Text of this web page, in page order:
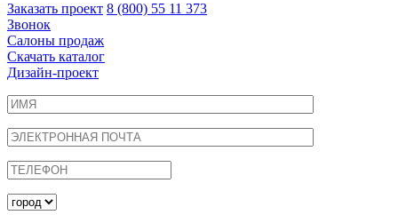
Заказать проект 8 (800) 55 11 373
Звонок
Салоны продаж
Скачать каталог
Дизайн-проект